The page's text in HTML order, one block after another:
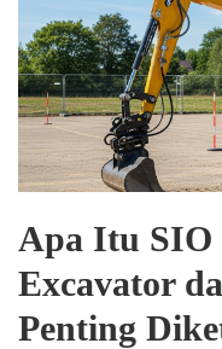
Apa Itu SIO
Excavator
Penting